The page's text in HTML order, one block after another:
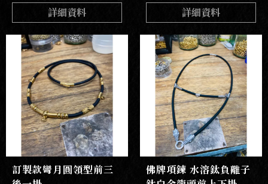
詳細資料 詳細資料
訂製款彎月圓領型前三
佛牌項鍊 水溶鈦負離子